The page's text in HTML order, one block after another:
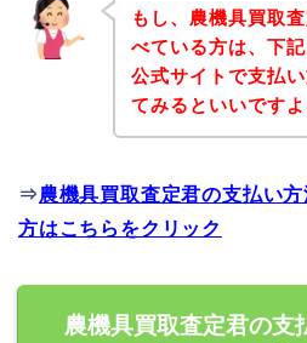
もし、農機具買取
べている方は、下
公式サイトで支払
てみるといいですよ
⇒農機具買取査定君の支払い
方はこちらをクリック
農機具買取査定君の支